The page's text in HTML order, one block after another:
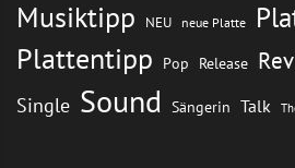
Musiktipp NEU neue Platte
Plattentipp Pop Release
Single Sound Sängerin Talk